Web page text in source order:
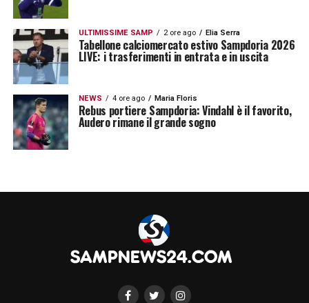
ULTIMISSIME SAMP 2 ore ago Elia Serra
Tabellone calciomercato estivo Sampdoria 2026
LIVE: i trasferimenti in entrata e in uscita
NEWS 4 ore ago Maria Floris
Rebus portiere Sampdoria: Vindahl è il favorito,
Audero rimane il grande sogno